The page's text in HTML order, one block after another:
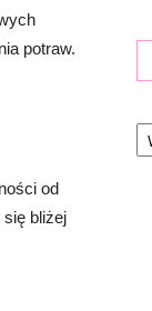
potraw.
od
bliżej